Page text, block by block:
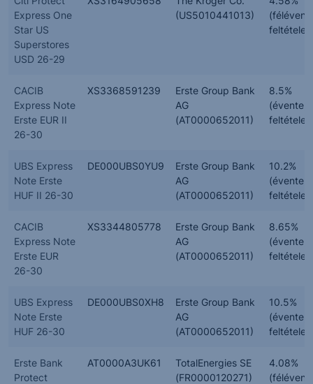
Express One
Star US
Superstores
USD 26-29
(US5010441013)
CACIB
Express Note
Erste EUR II
26-30
XS3368591239
Erste Group Bank
AG
(AT0000652011)
8.5%
(évente,
UBS Express
Note Erste
HUF II 26-30
DE000UBS0YU9
Erste Group Bank
AG
(AT0000652011)
10.2%
(évente,
CACIB
Express Note
Erste EUR
26-30
XS3344805778
Erste Group Bank
AG
(AT0000652011)
8.65%
(évente,
UBS Express
Note Erste
HUF 26-30
DE000UBS0XH8
Erste Group Bank
AG
(AT0000652011)
10.5%
(évente,
Erste Bank
Protect
AT0000A3UK61
TotalEnergies SE
(FR0000120271)
4.08%